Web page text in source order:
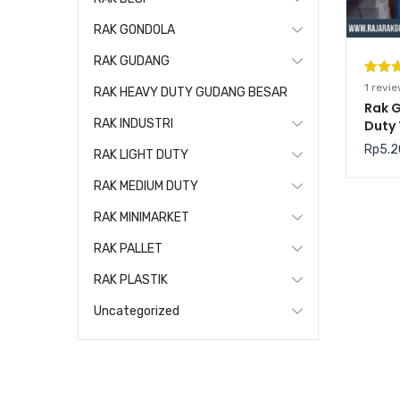
5.00
n
11
Rak
Duty
Rp
RAK GONDOLA
RAK GUDANG
RAK HEAVY DUTY GUDANG BESAR
RAK INDUSTRI
RAK LIGHT DUTY
RAK MEDIUM DUTY
RAK MINIMARKET
RAK PALLET
RAK PLASTIK
Uncategorized